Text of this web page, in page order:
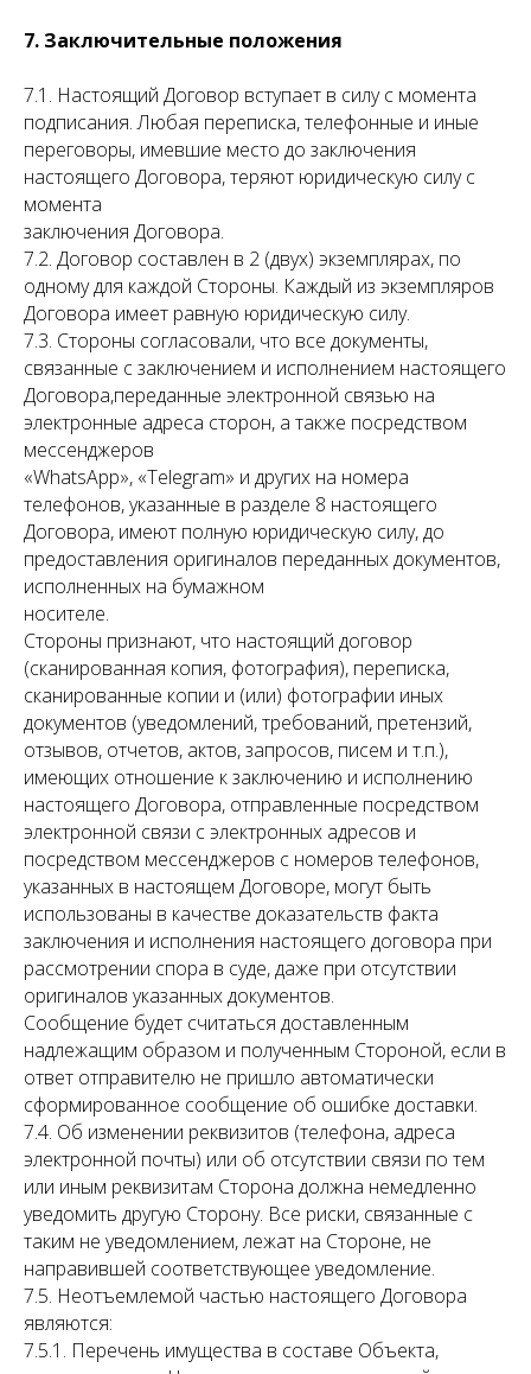
7. Заключительные положения
7.1. Настоящий Договор вступает в силу с момента
подписания. Любая переписка, телефонные и иные
переговоры, имевшие место до заключения
настоящего Договора, теряют юридическую силу с
момента
заключения Договора.
7.2. Договор составлен в 2 (двух) экземплярах, по
одному для каждой Стороны. Каждый из экземпляров
Договора имеет равную юридическую силу.
7.3. Стороны согласовали, что все документы,
связанные с заключением и исполнением настоящего
Договора,переданные электронной связью на
электронные адреса сторон, а также посредством
мессенджеров
«WhatsApp», «Telegram» и других на номера
телефонов, указанные в разделе 8 настоящего
Договора, имеют полную юридическую силу, до
предоставления оригиналов переданных документов,
исполненных на бумажном
носителе.
Стороны признают, что настоящий договор
(сканированная копия, фотография), переписка,
сканированные копии и (или) фотографии иных
документов (уведомлений, требований, претензий,
отзывов, отчетов, актов, запросов, писем и т.п.),
имеющих отношение к заключению и исполнению
настоящего Договора, отправленные посредством
электронной связи с электронных адресов и
посредством мессенджеров с номеров телефонов,
указанных в настоящем Договоре, могут быть
использованы в качестве доказательств факта
заключения и исполнения настоящего договора при
рассмотрении спора в суде, даже при отсутствии
оригиналов указанных документов.
Сообщение будет считаться доставленным
надлежащим образом и полученным Стороной, если в
ответ отправителю не пришло автоматически
сформированное сообщение об ошибке доставки.
7.4. Об изменении реквизитов (телефона, адреса
электронной почты) или об отсутствии связи по тем
или иным реквизитам Сторона должна немедленно
уведомить другую Сторону. Все риски, связанные с
таким не уведомлением, лежат на Стороне, не
направившей соответствующее уведомление.
7.5. Неотъемлемой частью настоящего Договора
являются:
7.5.1. Перечень имущества в составе Объекта,